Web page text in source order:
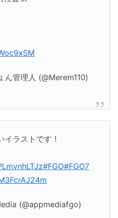
管理人 (@Merem110)
イラストです！
#FGO#FGO7
(@appmediafgo)